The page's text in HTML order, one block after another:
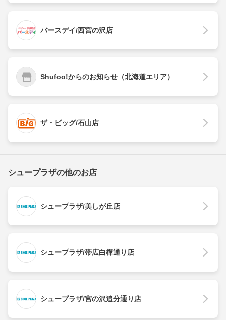
バースデイ/西宮の沢店
Shufoo!からのお知らせ（北海道エリア）
ザ・ビッグ/石山店
シュープラザの他のお店
シュープラザ/美しが丘店
シュープラザ/帯広白樺通り店
シュープラザ/宮の沢追分通り店